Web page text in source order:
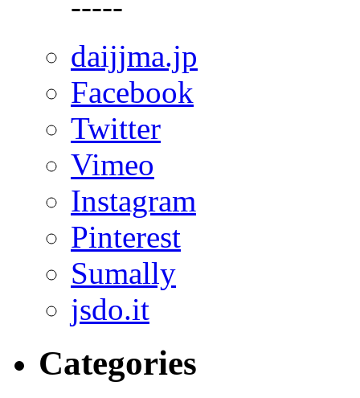
daijjma.jp
Facebook
Twitter
Vimeo
Instagram
Pinterest
Sumally
jsdo.it
Categories